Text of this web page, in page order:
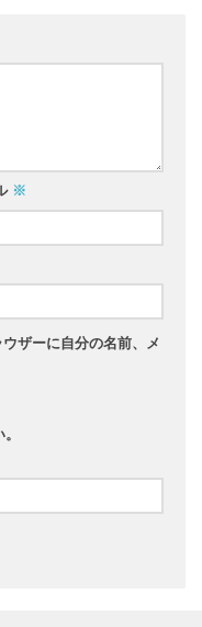
※
ザーに自分の名前、メ